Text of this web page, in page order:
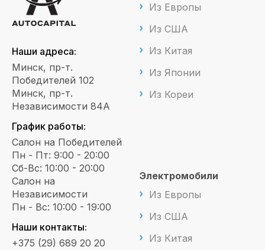
Наши адреса:
Минск, пр-т.
Победителей 102
Минск, пр-т.
Независимости 84А
График работы:
Салон на Победителей
Пн - Пт: 9:00 - 20:00
Сб-Вс: 10:00 - 20:00
Салон на
Независимости
Пн - Вс: 10:00 - 19:00
Наши контакты:
+375 (29) 689 20 20
Из Европы
Из США
Из Китая
Из Японии
Из Кореи
Электромобили
Из Европы
Из США
Из Китая